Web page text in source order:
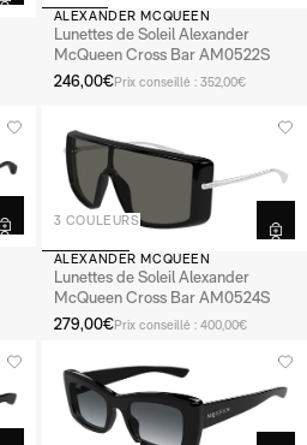
ALEXANDER MCQUEEN
Lunettes de Soleil Alexander
McQueen Cross Bar AM0522S
246,00€Prix conseillé : 352,00€
3 COULEURS
ALEXANDER MCQUEEN
Lunettes de Soleil Alexander
McQueen Cross Bar AM0524S
279,00€Prix conseillé : 400,00€